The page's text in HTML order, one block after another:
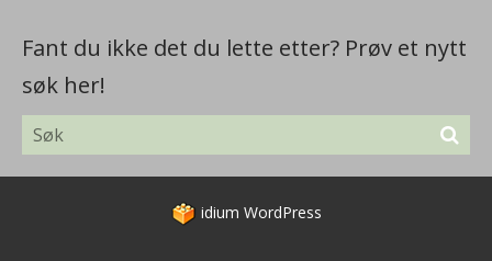
Fant du ikke det du lette etter? Prøv et nytt
søk her!
idium WordPress